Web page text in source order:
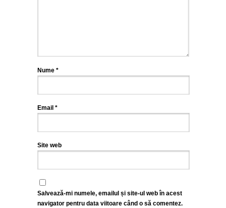
Nume *
Email *
Site web
Salvează-mi numele, emailul și site-ul web în acest
navigator pentru data viitoare când o să comentez.